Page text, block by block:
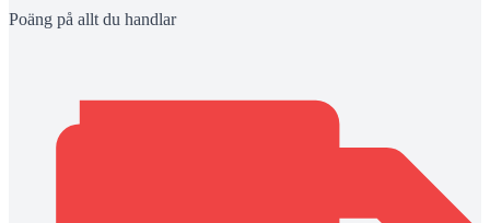
Poäng på allt du handlar